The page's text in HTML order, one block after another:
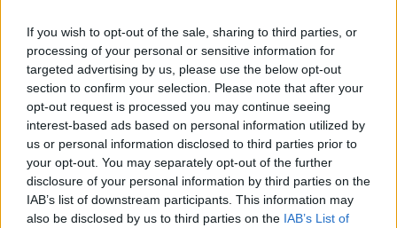
If you wish to opt-out of the sale, sharing to third parties, or
processing of your personal or sensitive information for
targeted advertising by us, please use the below opt-out
section to confirm your selection. Please note that after your
opt-out request is processed you may continue seeing
interest-based ads based on personal information utilized by
us or personal information disclosed to third parties prior to
your opt-out. You may separately opt-out of the further
disclosure of your personal information by third parties on the
IAB’s list of downstream participants. This information may
also be disclosed by us to third parties on the IAB’s List of
Haag Hammamet Hania Hannover
Hanoi
Helsingborg Helsinki
Ho Chi Minh City
Hong Kong
Honolulu Houston Hua Hin
Innsbruck Izmir